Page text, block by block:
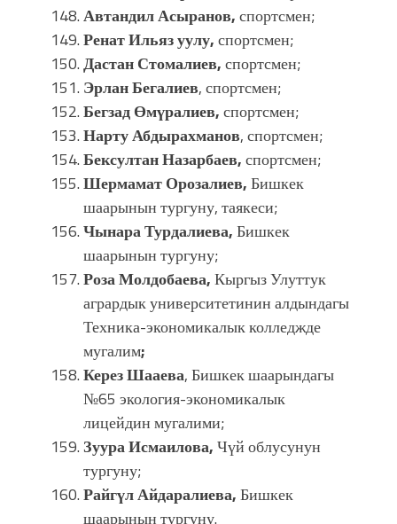
Автандил Асыранов,спортсмен;
Ренат Ильяз уулу,спортсмен;
Дастан Стомалиев,спортсмен;
Эрлан Бегалиев, спортсмен;
Бегзад Өмүралиев,спортсмен;
Нарту Абдырахманов, спортсмен;
Бексултан Назарбаев,спортсмен;
Шермамат Орозалиев,Бишкек
шаарынын тургуну, таякеси;
Чынара Турдалиева,Бишкек
шаарынын тургуну;
Роза Молдобаева,Кыргыз Улуттук
агрардык университетинин алдындагы
Техника-экономикалык колледжде
мугалим;
Керез Шааева, Бишкек шаарындагы
№65 экология-экономикалык
лицейдин мугалими;
Зуура Исмаилова,Чүй облусунун
тургуну;
Райгүл Айдаралиева,Бишкек
шаарынын тургуну.